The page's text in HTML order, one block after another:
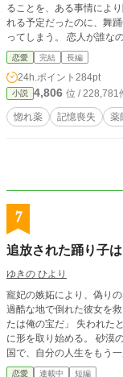
ることを、ある事情によ
れる予定だったのに、舞
ってしまう。 恋人が誰なのかわからないのをいいことに、偽の恋人が次々と名
乗りをあげ王太子の婚約
に、レベッカは自分が恋人だと
憶喪失を解消するため、
ら、事件調査を協力する
は再び近づいていく。だ
たちが、次々と襲われる事件も起き
恋愛 完結 長編
24h.ポイント 284pt
小説 4,806 位 / 228,781
惚れ薬 記憶喪失 薬
7
追放された踊り子
ゆきの ひより
寵妃の嫉妬により、偽り
過酷な地で倒れた彼女を救
たは俺の宝だ」 失われたと思っていた未来が、 ザハールの優しさによって静か
に形を取り始める。 砂漠の風、精霊の光、踊り子としての誇り。 リラは新しい
国で、自分の人生をもう一度選び直してい
当に愛される場所”へ辿り
恋愛 連載中 短編